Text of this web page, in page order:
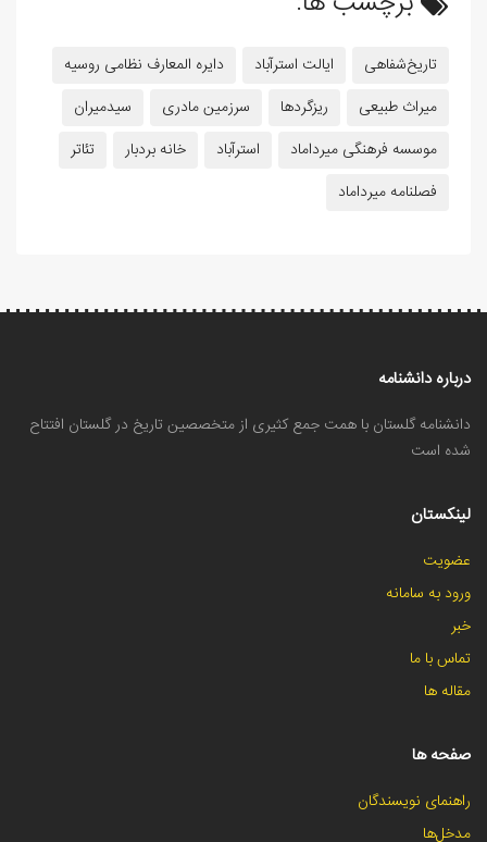
تاریخ‌شفاهی ایالت استرآباد
دایره المعارف نظامی روسیه
میراث طبیعی
ریزگردها سرزمین مادری
سیدمیران
موسسه فرهنگی میرداماد
استرآباد خانه بردبار
تئاتر
فصلنامه میرداماد
درباره دانشنامه
دانشنامه گلستان با همت جمع کثیری از متخصصین تاریخ در گلستان افتتاح
شده است
لینکستان
عضویت
ورود به سامانه
خبر
تماس با ما
مقاله ها
صفحه ها
راهنمای نویسندگان
مدخل‌ها